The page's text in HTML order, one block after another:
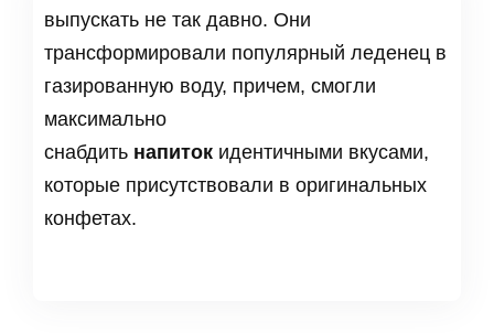
выпускать не так давно. Они
трансформировали популярный леденец в
газированную воду, причем, смогли
максимально
снабдить напитокидентичными вкусами,
которые присутствовали в оригинальных
конфетах.